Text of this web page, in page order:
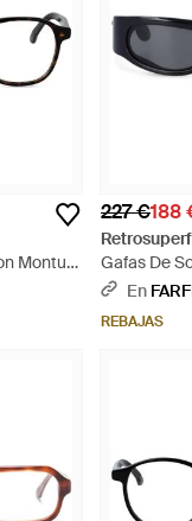
Montura
227 €188
Gafas De
En
REBAJAS